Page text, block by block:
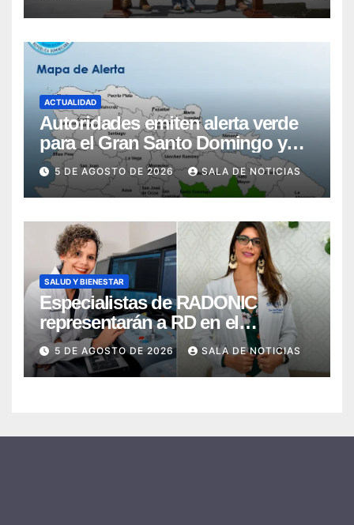
ACTUALIDAD
Autoridades emiten alerta verde
para el Gran Santo Domingo y
San Pedro de Macorís por
inundaciones
5 DE AGOSTO DE 2026 SALA DE NOTICIAS
SALUD Y BIENESTAR
Especialistas de RADONIC
representarán a RD en el
Seminario-Taller Gurus Oncology
2026
5 DE AGOSTO DE 2026 SALA DE NOTICIAS